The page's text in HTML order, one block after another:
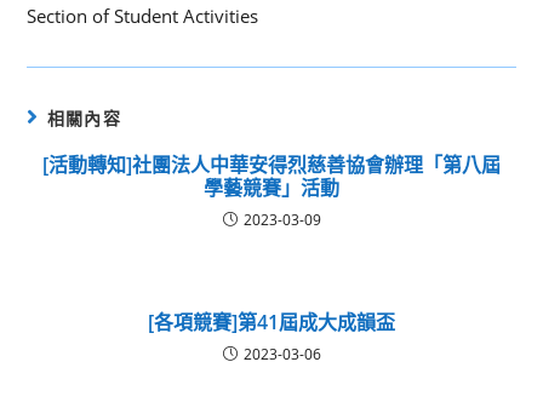
Section of Student Activities
相關內容
[活動轉知]社團法人中華安得烈慈善協會辦理「第八屆
學藝競賽」活動
2023-03-09
[各項競賽]第41屆成大成韻盃
2023-03-06